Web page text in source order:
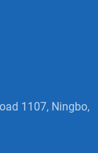
1107, Ningbo,